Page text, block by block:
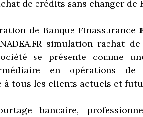
de crédits sans changer de
de Banque Finassurance
simulation rachat
se présente comme
en opérations
à tous les clients actuels et
bancaire,